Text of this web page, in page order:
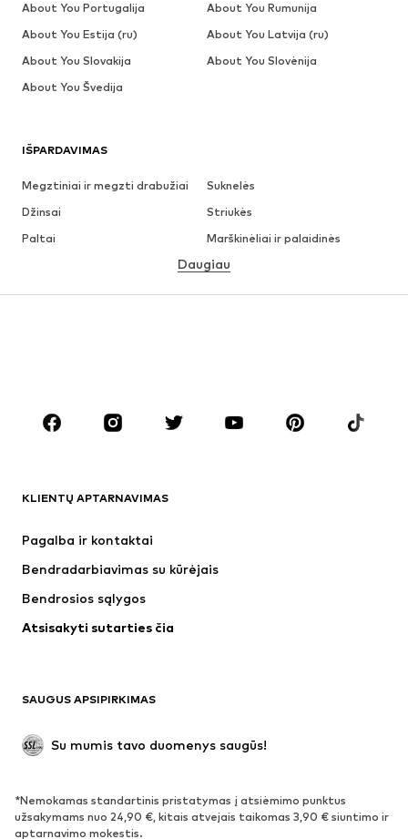
IŠPARDAVIMAS
Megztiniai ir megzti drabužiai
Suknelės
Džinsai
Striukės
Paltai
Marškinėliai ir palaidinės
Apatiniai
Sijonai
Palaidinės ir tunikos
Aksesuarai
Premium
Naujienos
Apatiniai
Paltai
Proginiai
Išskirtiniai
BATAI
Daugiau
KLIENTŲ APTARNAVIMAS
Pagalba ir kontaktai
Bendradarbiavimas su kūrėjais
Bendrosios sąlygos
Atsisakyti sutarties čia
SAUGUS APSIPIRKIMAS
Su mumis tavo duomenys saugūs!
*Nemokamas standartinis pristatymas į atsiėmimo punktus
užsakymams nuo 24,90 €, kitais atvejais taikomas 3,90 € siuntimo ir
aptarnavimo mokestis.
About You Portugalija
About You Rumunija
About You Estija (ru)
About You Latvija (ru)
About You Slovakija
About You Slovėnija
About You Švedija